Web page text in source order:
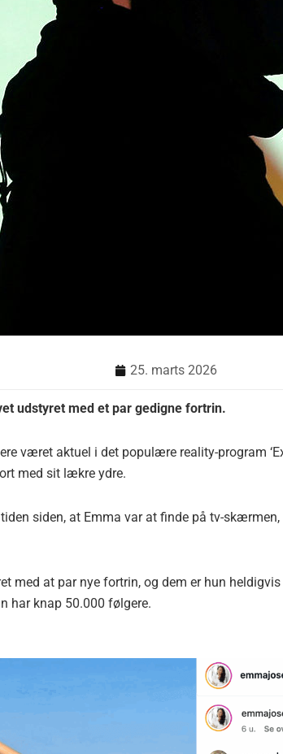
25. marts 2026
udstyret med et par gedigne fortrin.
været aktuel i det populære reality-program
med sit lækre ydre.
siden, at Emma var at finde på tv-
med at par nye fortrin, og dem er hun
har knap 50.000 følgere.